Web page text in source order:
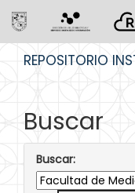
REPOSITORIO
Buscar
Buscar: